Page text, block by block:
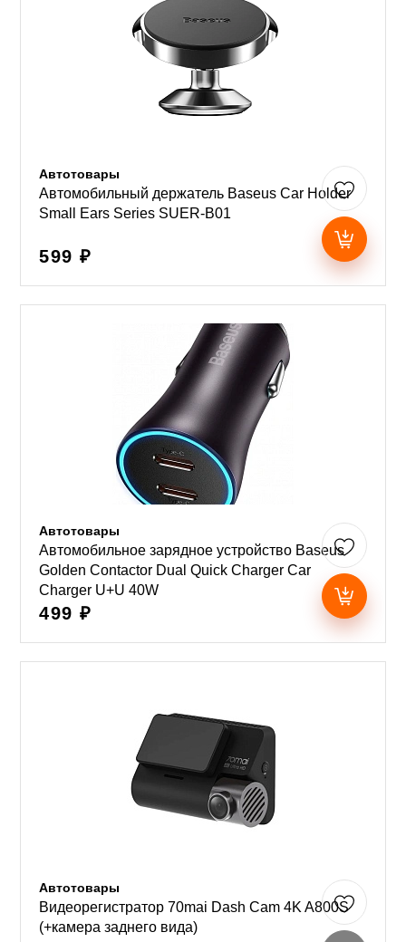
Автотовары
Автомобильный держатель Baseus Car Holder
Small Ears Series SUER-B01
599 ₽
Автотовары
Автомобильное зарядное устройство Baseus
Golden Contactor Dual Quick Charger Car
Charger U+U 40W
499 ₽
Автотовары
Видеорегистратор 70mai Dash Cam 4K A800S
(+камера заднего вида)